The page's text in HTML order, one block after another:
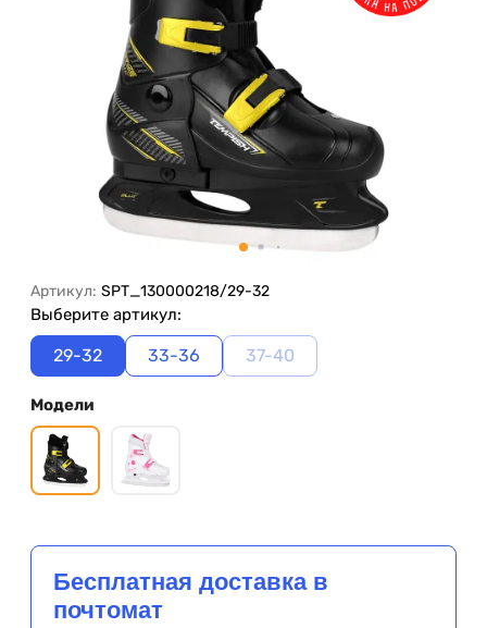
Артикул: SPT_130000218/29-32
Выберите артикул:
29-32 33-36 37-40
Модели
Бесплатная доставка в
почтомат